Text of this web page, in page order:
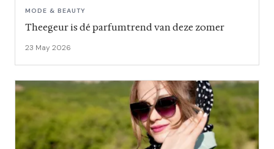
MODE & BEAUTY
Theegeur is dé parfumtrend van deze zomer
23 May 2026